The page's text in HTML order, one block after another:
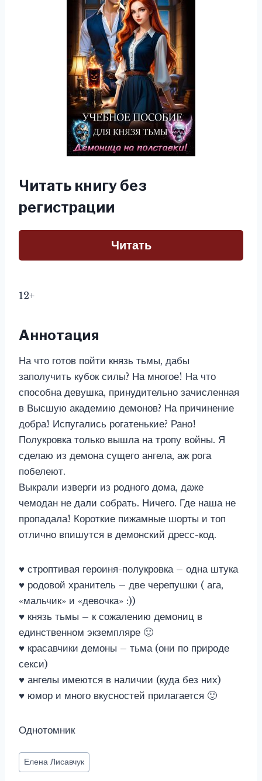
Читать книгу без
регистрации
Читать
12+
Аннотация
На что готов пойти князь тьмы, дабы
заполучить кубок силы? На многое! На что
способна девушка, принудительно зачисленная
в Высшую академию демонов? На причинение
добра! Испугались рогатенькие? Рано!
Полукровка только вышла на тропу войны. Я
сделаю из демона сущего ангела, аж рога
побелеют.
Выкрали изверги из родного дома, даже
чемодан не дали собрать. Ничего. Где наша не
пропадала! Короткие пижамные шорты и топ
отлично впишутся в демонский дресс-код.
♥ строптивая героиня-полукровка – одна штука
♥ родовой хранитель – две черепушки ( ага,
«мальчик» и «девочка» :))
♥ князь тьмы – к сожалению демониц в
единственном экземпляре 🙂
♥ красавчики демоны – тьма (они по природе
секси)
♥ ангелы имеются в наличии (куда без них)
♥ юмор и много вкусностей прилагается 🙂
Однотомник
Метки
записи:
Елена Лисавчук